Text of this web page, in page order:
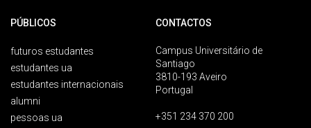
PÚBLICOS
futuros estudantes
estudantes ua
estudantes internacionais
alumni
pessoas ua
CONTACTOS
Campus Universitário de
Santiago
3810-193 Aveiro
Portugal
+351 234 370 200